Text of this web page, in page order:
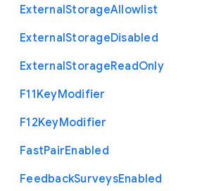
ExternalStorageAllowlist
ExternalStorageDisabled
ExternalStorageReadOnly
F11KeyModifier
F12KeyModifier
FastPairEnabled
FeedbackSurveysEnabled